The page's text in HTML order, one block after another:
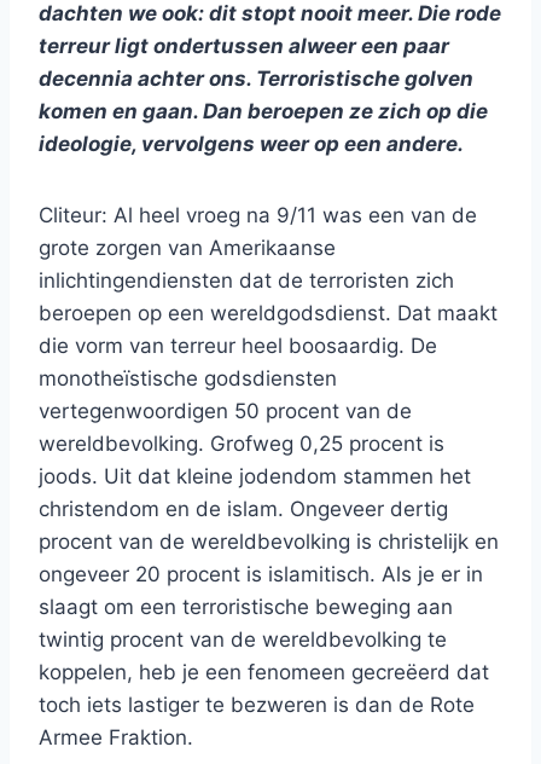
dachten we ook: dit stopt nooit meer. Die rode
terreur ligt ondertussen alweer een paar
decennia achter ons. Terroristische golven
komen en gaan. Dan beroepen ze zich op die
ideologie, vervolgens weer op een andere.
Cliteur: Al heel vroeg na 9/11 was een van de
grote zorgen van Amerikaanse
inlichtingendiensten dat de terroristen zich
beroepen op een wereldgodsdienst. Dat maakt
die vorm van terreur heel boosaardig. De
monotheïstische godsdiensten
vertegenwoordigen 50 procent van de
wereldbevolking. Grofweg 0,25 procent is
joods. Uit dat kleine jodendom stammen het
christendom en de islam. Ongeveer dertig
procent van de wereldbevolking is christelijk en
ongeveer 20 procent is islamitisch. Als je er in
slaagt om een terroristische beweging aan
twintig procent van de wereldbevolking te
koppelen, heb je een fenomeen gecreëerd dat
toch iets lastiger te bezweren is dan de Rote
Armee Fraktion.